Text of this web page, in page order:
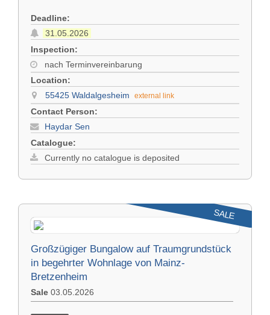
Deadline:
31.05.2026
Inspection:
nach Terminvereinbarung
Location:
55425 Waldalgesheim
external link
Contact Person:
Haydar Sen
Catalogue:
Currently no catalogue is deposited
SALE
Großzügiger Bungalow auf Traumgrundstück
in begehrter Wohnlage von Mainz-
Bretzenheim
Sale 03.05.2026